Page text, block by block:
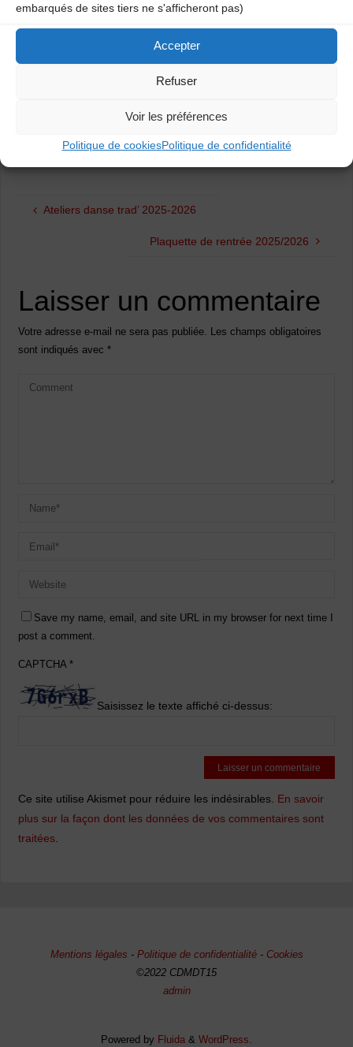
embarqués de sites tiers ne s'afficheront pas)
Accepter
Refuser
Voir les préférences
Politique de cookiesPolitique de confidentialité
Ateliers danse trad’ 2025-2026
Plaquette de rentrée 2025/2026
Laisser un commentaire
Votre adresse e-mail ne sera pas publiée.
Les champs obligatoires
sont indiqués avec*
Save my name, email, and site URL in my browser for next time I
post a comment.
CAPTCHA*
Saisissez le texte affiché ci-dessus:
Ce site utilise Akismet pour réduire les indésirables. En savoir
plus sur la façon dont les données de vos commentaires sont
traitées.
Mentions légales -Politique de confidentialité- Cookies
©2022 CDMDT15
admin
Powered by Fluida & WordPress.